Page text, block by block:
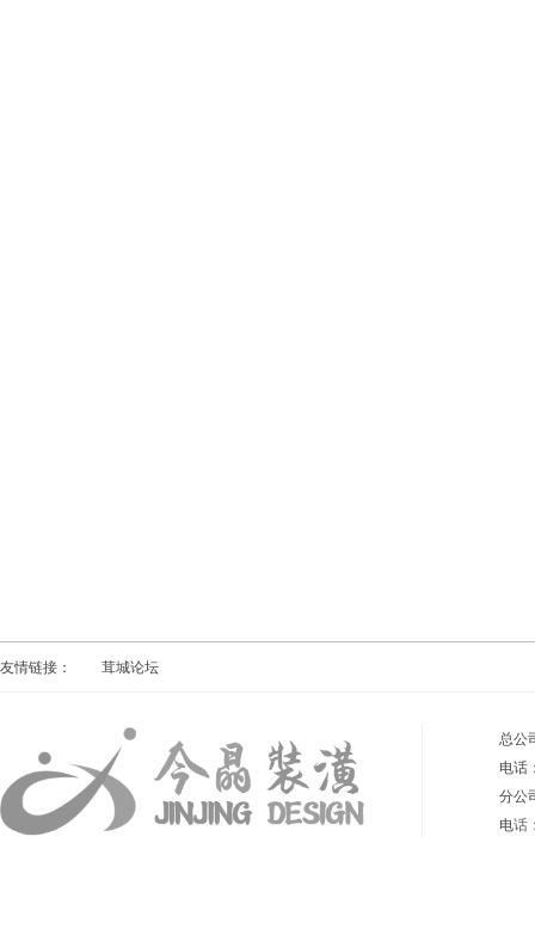
友情链接： 茸城论坛
总公
电话
分公
电话